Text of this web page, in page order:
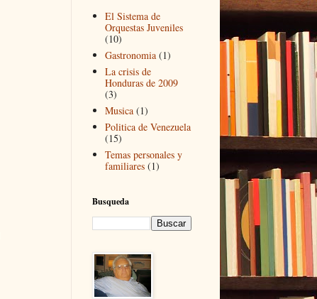
El Sistema de
Orquestas Juveniles
(10)
Gastronomia (1)
La crisis de
Honduras de 2009
(3)
Musica (1)
Politica de Venezuela
(15)
Temas personales y
familiares (1)
Busqueda